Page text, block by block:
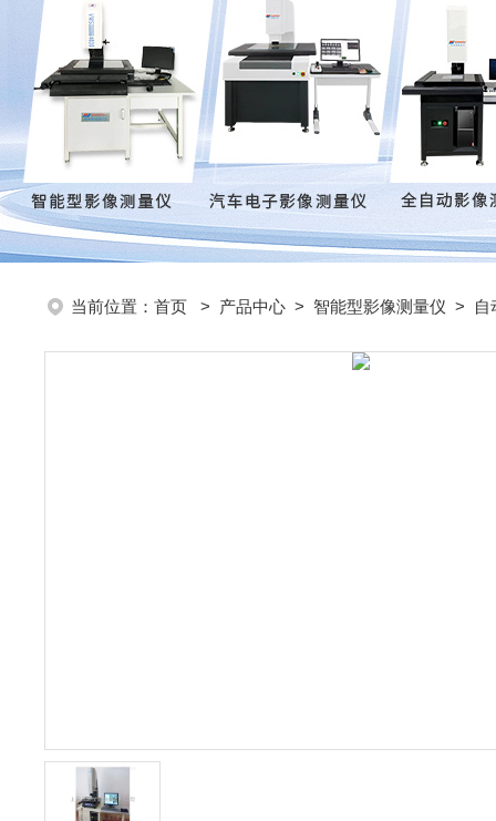
当前位置： 首页 > 产品中心 > 智能型影像测量仪 > 自